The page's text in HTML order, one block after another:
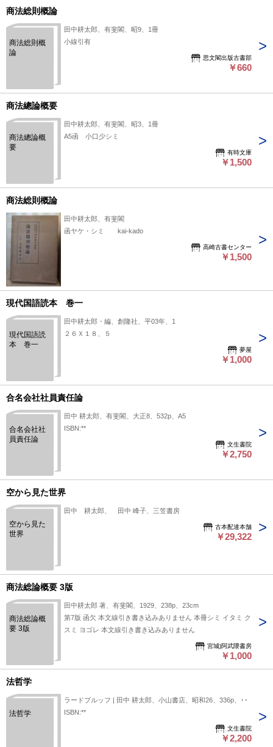
商法総則概論
商法総則概
論
田中耕太郎、有斐閣、昭9、1冊
小線引有
思文閣出版古書部
￥660
商法總論概要
商法總論概
要
田中耕太郎、有斐閣、昭3、1冊
A5函 小口少シミ
有時文庫
￥1,500
商法総則概論
田中耕太郎、有斐閣
函ヤケ・シミ kai-kado
高崎古書センター
￥1,500
現代国語読本 巻一
現代国語読
本 巻一
田中耕太郎・編、創隆社、平03年、1
２６Ｘ１８、５
夢屋
￥1,000
合名会社社員責任論
合名会社社
員責任論
田中 耕太郎、有斐閣、大正8、532p、A5
ISBN:**
文生書院
￥2,750
空から見た世界
空から見た
世界
田中 耕太郎、 田中 峰子、三笠書房
古本配達本舗
￥29,322
商法総論概要 3版
商法総論概
要 3版
田中耕太郎 著、有斐閣、1929、238p、23cm
第7版 函欠 本文線引き書き込みありません 本冊シミ イタミ ク
スミ ヨゴレ 本文線引き書き込みありません
宮城)阿武隈書房
￥1,000
法哲学
法哲学
ラードブルッフ | 田中 耕太郎、小山書店、昭和26、336p、A5
ISBN:**
文生書院
￥2,200